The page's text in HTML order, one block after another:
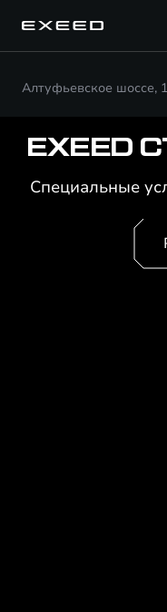
Алтуфьевское шоссе,
EXEED
Специальные